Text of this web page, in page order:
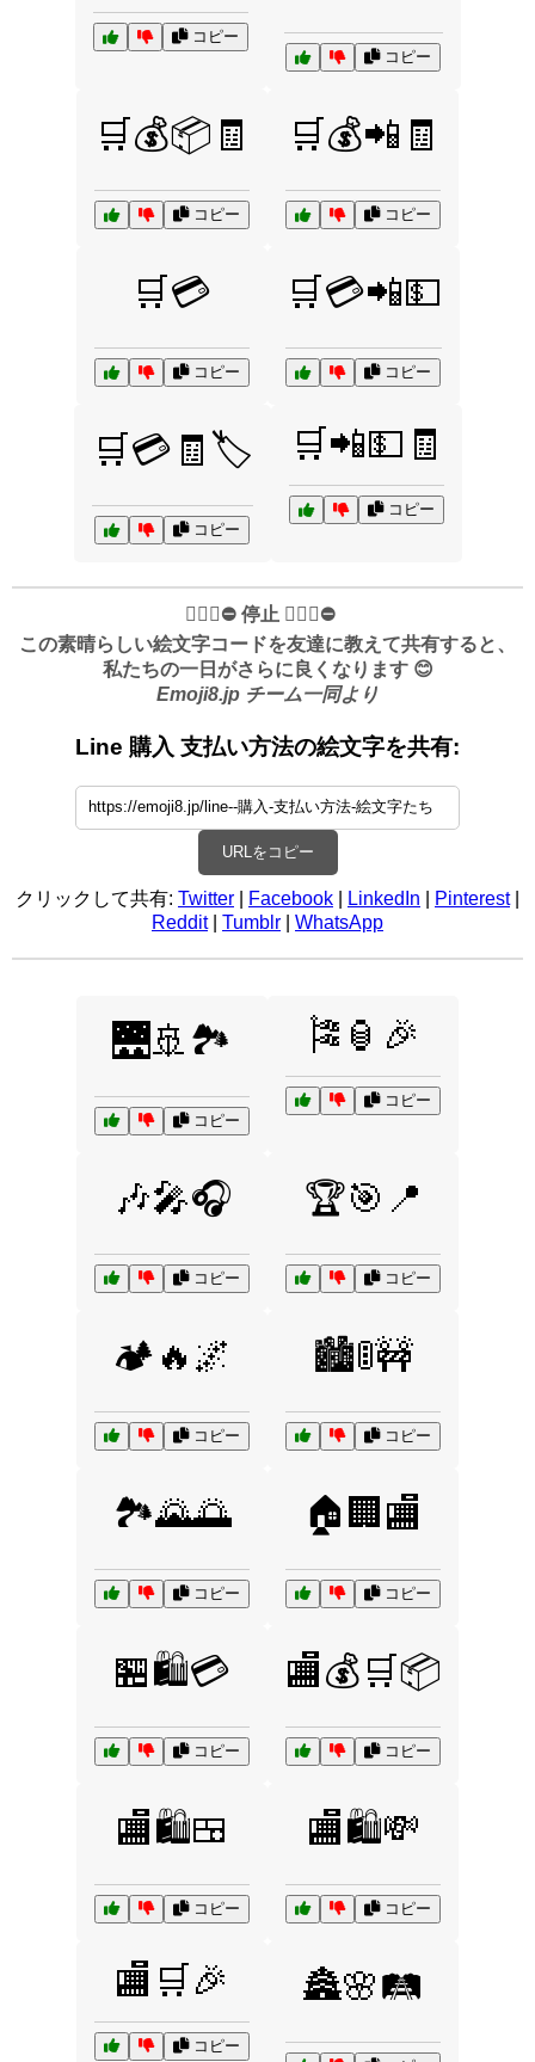
コピー
コピー
🛒💰📦🧾
コピー
🛒💰📲🧾
コピー
🛒💳
コピー
🛒💳📲💵
コピー
🛒💳🧾🏷️
コピー
🛒📲💵🧾
コピー
✋🏻🛑⛔️ 停止 ✋🏻🛑⛔️
この素晴らしい絵文字コードを友達に教えて共有すると、
私たちの一日がさらに良くなります 😊
Emoji8.jp チーム一同より
Line 購入 支払い方法の絵文字を共有:
URLをコピー
クリックして共有: Twitter Facebook LinkedIn Pinterest|
Reddit| Tumblr WhatsApp
🌉🚢🏞️
コピー
🎏🏮🎉
コピー
🎶🎤🎧
コピー
🏆🎯📍
コピー
🏕️🔥🌌
コピー
🏙️🚦🚧
コピー
🏞️🌄🌅
コピー
🏠🏢🏬
コピー
🏪🛍️💳
コピー
🏬💰🛒📦
コピー
🏬🛍️🍱
コピー
🏬🛍️💸
コピー
🏬🛒🎉
コピー
🏯🌸🛤️